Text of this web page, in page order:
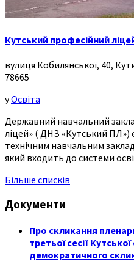
Кутський професійний
вулиця Кобилянської, 40,
78665
уОсвіта
Державний навчальний
ліцей» ( ДНЗ «Кутський
технічним навчальним
який входить до системи
Більше списків
Документи
Про скликання
третьої сесії
демократичного